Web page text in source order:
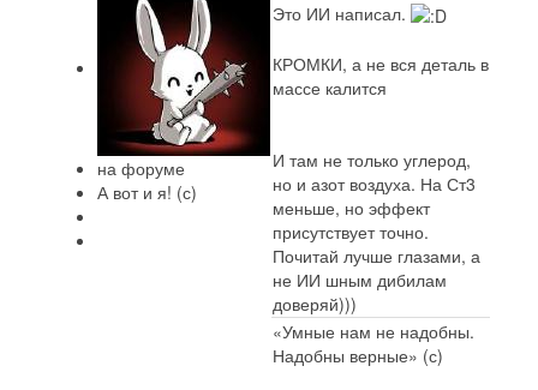
на форуме
А вот и я! (с)
Это ИИ написал.
КРОМКИ, а не вся деталь в
массе калится
И там не только углерод,
но и азот воздуха. На Ст3
меньше, но эффект
присутствует точно.
Почитай лучше глазами, а
не ИИ шным дибилам
доверяй)))
«Умные нам не надобны.
Надобны верные» (с)